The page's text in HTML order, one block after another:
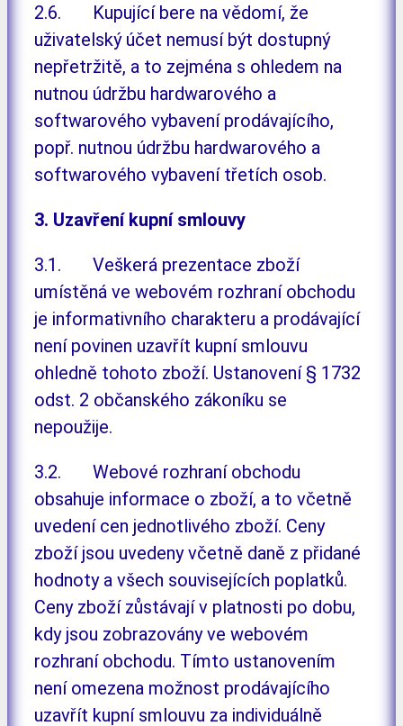
2.6. Kupující bere na vědomí, že
uživatelský účet nemusí být dostupný
nepřetržitě, a to zejména s ohledem na
nutnou údržbu hardwarového a
softwarového vybavení prodávajícího,
popř. nutnou údržbu hardwarového a
softwarového vybavení třetích osob.
3. Uzavření kupní smlouvy
3.1. Veškerá prezentace zboží
umístěná ve webovém rozhraní obchodu
je informativního charakteru a prodávající
není povinen uzavřít kupní smlouvu
ohledně tohoto zboží. Ustanovení § 1732
odst. 2 občanského zákoníku se
nepoužije.
3.2. Webové rozhraní obchodu
obsahuje informace o zboží, a to včetně
uvedení cen jednotlivého zboží. Ceny
zboží jsou uvedeny včetně daně z přidané
hodnoty a všech souvisejících poplatků.
Ceny zboží zůstávají v platnosti po dobu,
kdy jsou zobrazovány ve webovém
rozhraní obchodu. Tímto ustanovením
není omezena možnost prodávajícího
uzavřít kupní smlouvu za individuálně